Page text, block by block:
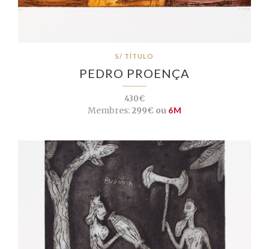
S/ TÍTULO
PEDRO PROENÇA
430€
Membres:299€ ou 6M